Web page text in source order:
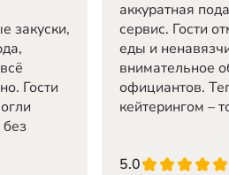
закуски,
Гости
аккуратная
сервис. Гости
еды и
внимательное
официантов.
кейтерингом –
5.0